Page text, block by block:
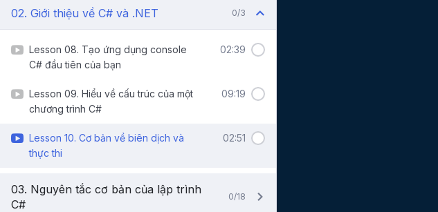
02. Giới thiệu về C# và .NET 0/3
Lesson 08. Tạo ứng dụng console
C# đầu tiên của bạn
02:39
Lesson 09. Hiểu về cấu trúc của một
chương trình C#
09:19
Lesson 10. Cơ bản về biên dịch và
thực thi
02:51
03. Nguyên tắc cơ bản của lập trình
C#
0/18